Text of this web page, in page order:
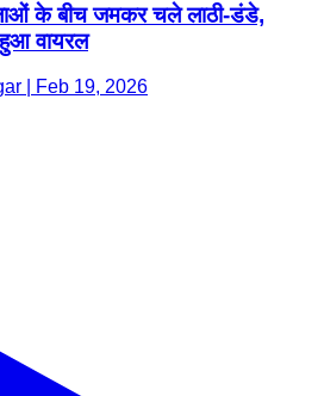
के बीच जमकर चले लाठी-डंडे,
हुआ वायरल
| Feb 19, 2026